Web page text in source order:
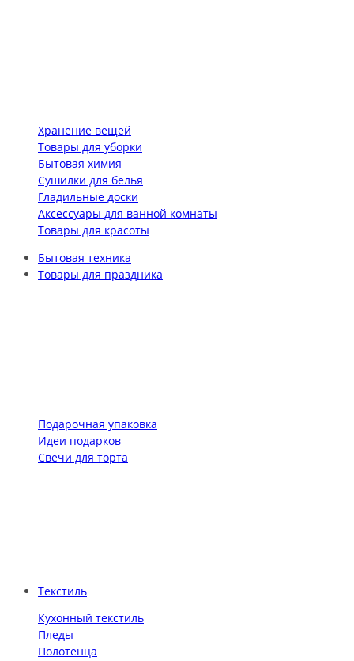
Хранение вещей
Товары для уборки
Бытовая химия
Сушилки для белья
Гладильные доски
Аксессуары для ванной комнаты
Товары для красоты
Бытовая техника
Товары для праздника
Подарочная упаковка
Идеи подарков
Свечи для торта
Текстиль
Кухонный текстиль
Пледы
Полотенца